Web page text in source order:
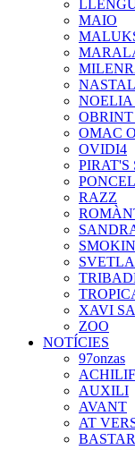
MAIO
OBRINT
OMAC
OVIDI4
PIRAT'S
RAZZ
XAVI
ZOO
NOTÍCIES
97onzas
AUXILI
AVANT
AT